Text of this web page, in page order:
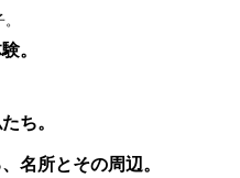
。
ち。
名所とその周辺。